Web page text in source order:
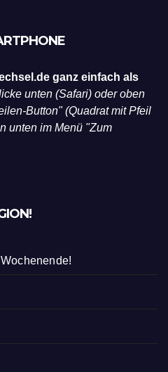
ganz einfach als
unten (Safari) oder oben
Button" (Quadrat mit Pfeil
unten im Menü "Zum